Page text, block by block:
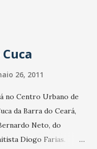
26, 2011
no Centro Urbano de
da Barra do Ceará,
Neto, do
Diogo Farias.